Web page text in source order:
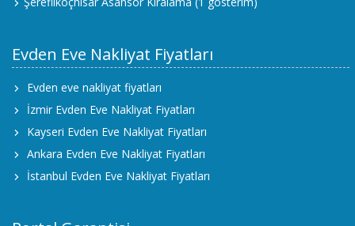
Evden Eve Nakliyat Fiyatları
Evden eve nakliyat fiyatları
İzmir Evden Eve Nakliyat Fiyatları
Kayseri Evden Eve Nakliyat Fiyatları
Ankara Evden Eve Nakliyat Fiyatları
İstanbul Evden Eve Nakliyat Fiyatları